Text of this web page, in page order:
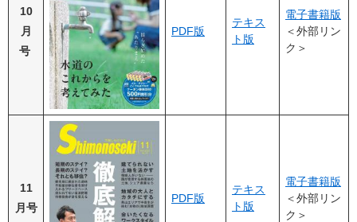
10
月
号
PDF版
テキス
ト版
電子書籍版
＜外部リン
ク＞
11
月号
PDF版
テキス
ト版
電子書籍版
＜外部リン
ク＞